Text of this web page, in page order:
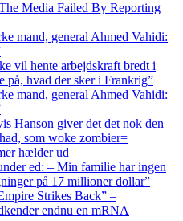
Media Failed By Reporting
mand, general Ahmed Vahidi:
vil hente arbejdskraft bredt i
på, hvad der sker i Frankrig”
mand, general Ahmed Vahidi:
Hanson giver det det nok den
som woke zombier=
hælder ud
ed: – Min familie har ingen
på 17 millioner dollar”
Strikes Back” –
endnu en mRNA